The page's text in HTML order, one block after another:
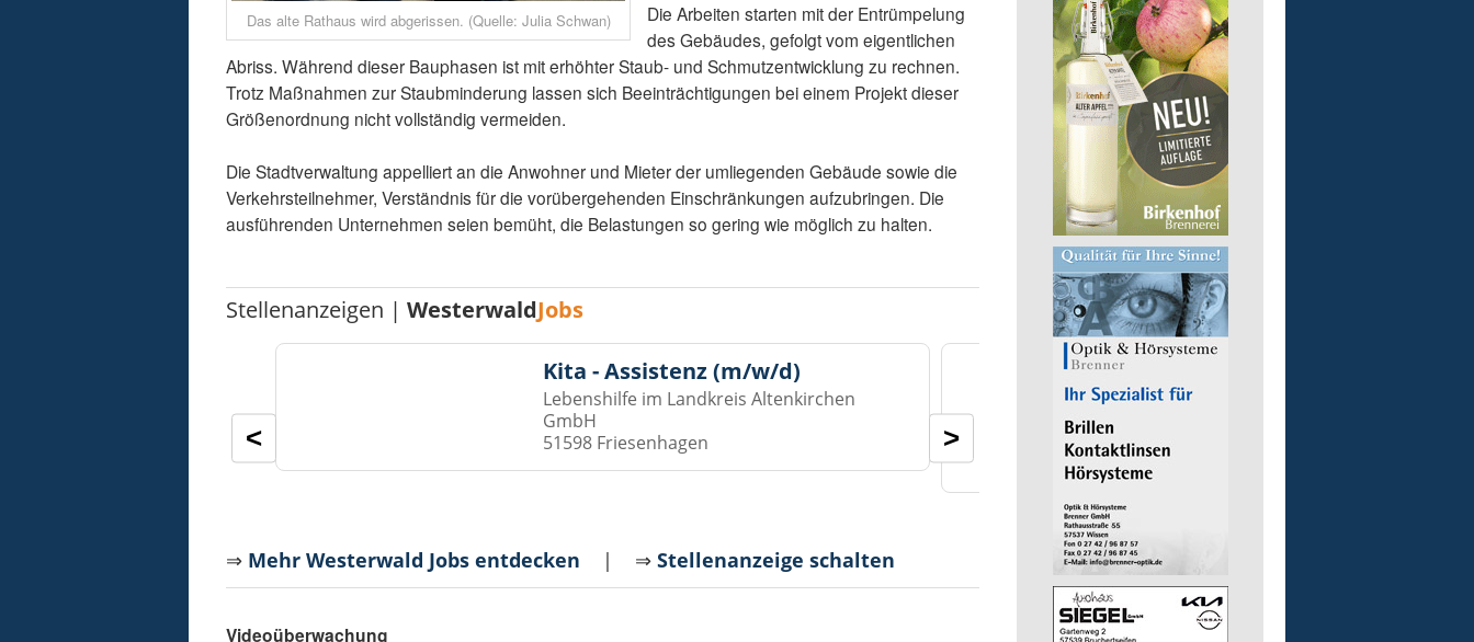
Das alte Rathaus wird abgerissen. (Quelle: Julia Schwan)
Die Arbeiten starten mit der Entrümpelung
des Gebäudes, gefolgt vom eigentlichen
Abriss. Während dieser Bauphasen ist mit erhöhter Staub- und Schmutzentwicklung zu rechnen.
Trotz Maßnahmen zur Staubminderung lassen sich Beeinträchtigungen bei einem Projekt dieser
Größenordnung nicht vollständig vermeiden.
Die Stadtverwaltung appelliert an die Anwohner und Mieter der umliegenden Gebäude sowie die
Verkehrsteilnehmer, Verständnis für die vorübergehenden Einschränkungen aufzubringen. Die
ausführenden Unternehmen seien bemüht, die Belastungen so gering wie möglich zu halten.
Stellenanzeigen |WesterwaldJobs
Kita - Assistenz (m/w/d)
Lebenshilfe im Landkreis Altenkirchen
GmbH
51598 Friesenhagen
< >
⇒ Mehr Westerwald Jobs entdecken | ⇒Stellenanzeige schalten
Videoüberwachung